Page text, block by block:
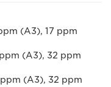
(A3), 17 ppm
(A3), 32 ppm
(A3), 32 ppm